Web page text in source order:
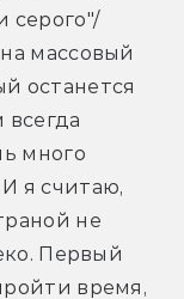
серого"/
массовый
останется
много
я считаю,
не
Первый
время,